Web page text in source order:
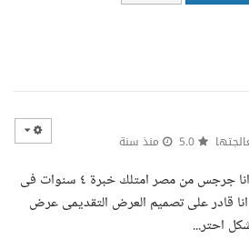
منذ سنة
السلام عليكم يا استاذ ناصر انا جرجس من مصر امتلك خبرة ٤ سنوات فى
قادر على تصميم العرض التقديمى عرض
احتر...